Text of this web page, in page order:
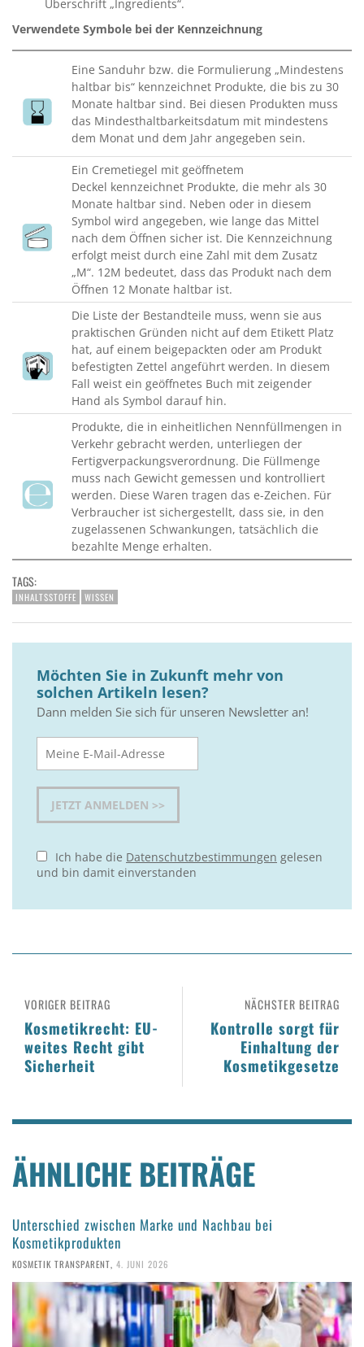
Überschrift „Ingredients“.
Verwendete Symbole bei der Kennzeichnung
Eine Sanduhr bzw. die Formulierung „Mindestens
haltbar bis“ kennzeichnet Produkte, die bis zu 30
Monate haltbar sind. Bei diesen Produkten muss
das Mindesthaltbarkeitsdatum mit mindestens
dem Monat und dem Jahr angegeben sein.
Ein Cremetiegel mit geöffnetem
Deckel kennzeichnet Produkte, die mehr als 30
Monate haltbar sind. Neben oder in diesem
Symbol wird angegeben, wie lange das Mittel
nach dem Öffnen sicher ist. Die Kennzeichnung
erfolgt meist durch eine Zahl mit dem Zusatz
„M“. 12M bedeutet, dass das Produkt nach dem
Öffnen 12 Monate haltbar ist.
Die Liste der Bestandteile muss, wenn sie aus
praktischen Gründen nicht auf dem Etikett Platz
hat, auf einem beigepackten oder am Produkt
befestigten Zettel angeführt werden. In diesem
Fall weist ein geöffnetes Buch mit zeigender
Hand als Symbol darauf hin.
Produkte, die in einheitlichen Nennfüllmengen in
Verkehr gebracht werden, unterliegen der
Fertigverpackungsverordnung. Die Füllmenge
muss nach Gewicht gemessen und kontrolliert
werden. Diese Waren tragen das e-Zeichen. Für
Verbraucher ist sichergestellt, dass sie, in den
zugelassenen Schwankungen, tatsächlich die
bezahlte Menge erhalten.
TAGS:
INHALTSSTOFFE WISSEN
Möchten Sie in Zukunft mehr von
solchen Artikeln lesen?
Dann melden Sie sich für unseren Newsletter an!
Ich habe die Datenschutzbestimmungen gelesen
und bin damit einverstanden
NÄCHSTER BEITRAG
Kontrolle sorgt für
Einhaltung der
Kosmetikgesetze
VORIGER BEITRAG
Kosmetikrecht: EU-
weites Recht gibt
Sicherheit
ÄHNLICHE BEITRÄGE
Unterschied zwischen Marke und Nachbau bei
Kosmetikprodukten
KOSMETIK TRANSPARENT, 4. JUNI 2026